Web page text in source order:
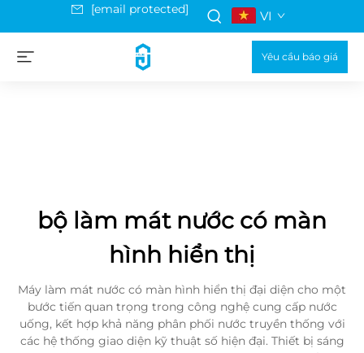
[email protected] VI
Yêu cầu báo giá
bộ làm mát nước có màn
hình hiển thị
Máy làm mát nước có màn hình hiển thị đại diện cho một
bước tiến quan trọng trong công nghệ cung cấp nước
uống, kết hợp khả năng phân phối nước truyền thống với
các hệ thống giao diện kỹ thuật số hiện đại. Thiết bị sáng